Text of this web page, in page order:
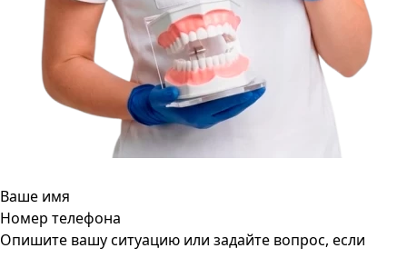
Ваше имя
Номер телефона
Опишите вашу ситуацию или задайте вопрос, если